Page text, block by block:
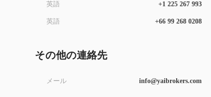
英語 +1 225 267 993
英語 +66 99 268 0208
その他の連絡先
メール info@yaibrokers.com